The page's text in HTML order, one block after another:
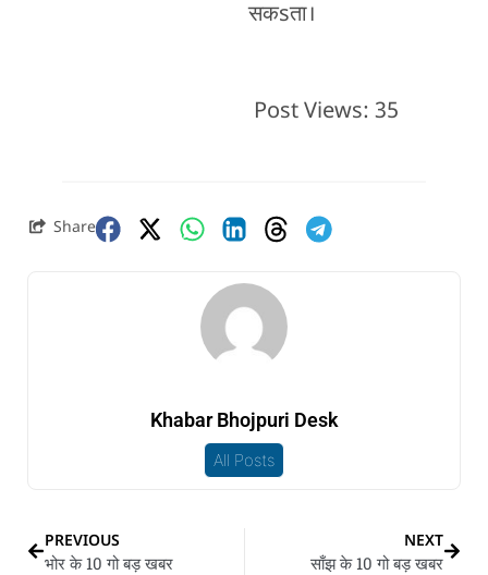
सकsता।
Post Views: 35
Share
Khabar Bhojpuri Desk
All Posts
PREVIOUS
भोर के 10 गो बड़ खबर
NEXT
साँझ के 10 गो बड़ खबर